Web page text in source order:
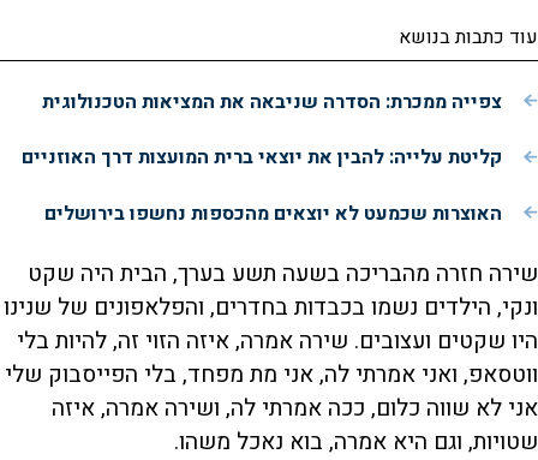
עוד כתבות בנושא
צפייה ממכרת: הסדרה שניבאה את המציאות הטכנולוגית
קליטת עלייה: להבין את יוצאי ברית המועצות דרך האוזניים
האוצרות שכמעט לא יוצאים מהכספות נחשפו בירושלים
שירה חזרה מהבריכה בשעה תשע בערך, הבית היה שקט
ונקי, הילדים נשמו בכבדות בחדרים, והפלאפונים של שנינו
היו שקטים ועצובים. שירה אמרה, איזה הזוי זה, להיות בלי
ווטסאפ, ואני אמרתי לה, אני מת מפחד, בלי הפייסבוק שלי
אני לא שווה כלום, ככה אמרתי לה, ושירה אמרה, איזה
שטויות, וגם היא אמרה, בוא נאכל משהו.